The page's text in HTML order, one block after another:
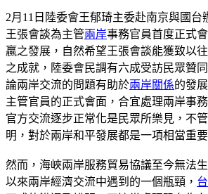
2月11日陸委會王郁琦主委赴南京與國台
王張會談為主管兩岸事務官員首度正式
贏之發展，自然希望王張會談能獲致以
之成就，陸委會民調有六成受訪民眾贊
論兩岸交流的問題有助於兩岸關係的發
主管官員的正式會面，合宜處理兩岸事
官方交流逐步正常化是民眾所樂見，不
明，對於兩岸和平發展都是一項相當重
然而，海峽兩岸服務貿易協議至今無法
以來兩岸經濟交流中遇到的一個瓶頸，